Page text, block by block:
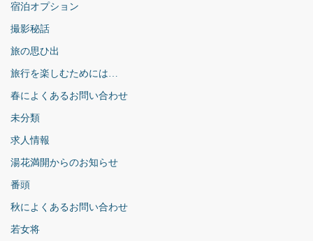
宿泊オプション
撮影秘話
旅の思ひ出
旅行を楽しむためには…
春によくあるお問い合わせ
未分類
求人情報
湯花満開からのお知らせ
番頭
秋によくあるお問い合わせ
若女将